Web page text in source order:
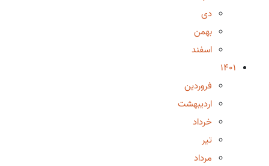
دی
بهمن
اسفند
1401
فروردین
اردیبهشت
خرداد
تیر
مرداد